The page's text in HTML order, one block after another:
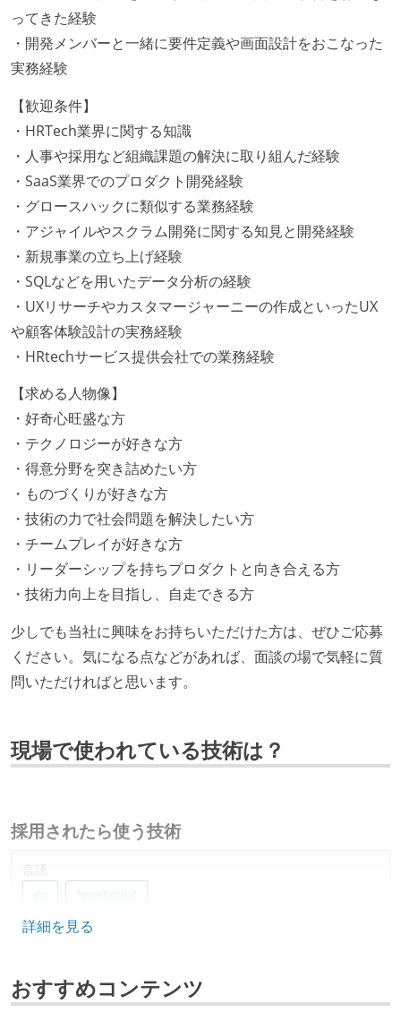
ってきた経験
・開発メンバーと一緒に要件定義や画面設計をおこなった
実務経験
【歓迎条件】
・HRTech業界に関する知識
・人事や採用など組織課題の解決に取り組んだ経験
・SaaS業界でのプロダクト開発経験
・グロースハックに類似する業務経験
・アジャイルやスクラム開発に関する知見と開発経験
・新規事業の立ち上げ経験
・SQLなどを用いたデータ分析の経験
・UXリサーチやカスタマージャーニーの作成といったUX
や顧客体験設計の実務経験
・HRtechサービス提供会社での業務経験
【求める人物像】
・好奇心旺盛な方
・テクノロジーが好きな方
・得意分野を突き詰めたい方
・ものづくりが好きな方
・技術の力で社会問題を解決したい方
・チームプレイが好きな方
・リーダーシップを持ちプロダクトと向き合える方
・技術力向上を目指し、自走できる方
少しでも当社に興味をお持ちいただけた方は、ぜひご応募
ください。気になる点などがあれば、面談の場で気軽に質
問いただければと思います。
現場で使われている技術は？
採用されたら使う技術
言語
go
typescript
フレームワーク
プロジェクト管理
詳細を見る
おすすめコンテンツ